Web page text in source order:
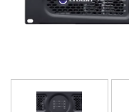
サポート